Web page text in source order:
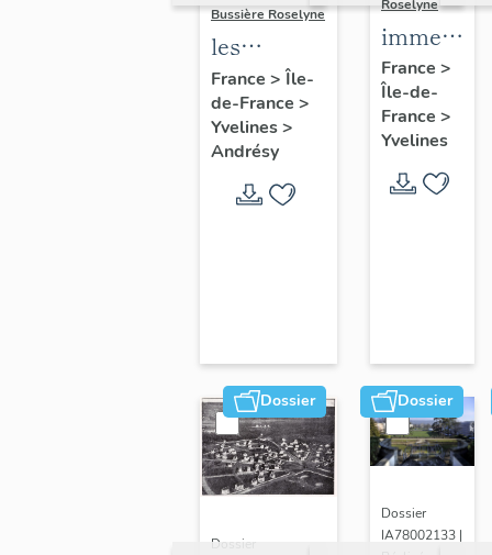
Bussière Roselyne
les
immeubles,
maisons et
fermes du
canton
d'Andrésy
France > Île-
de-France >
Yvelines>
Andrésy
Roselyne
maisons,
fermes
France >
Île-de-
France >
Yvelines
Dossier
Dossier
Dossier
Dossier
IA78002133 |